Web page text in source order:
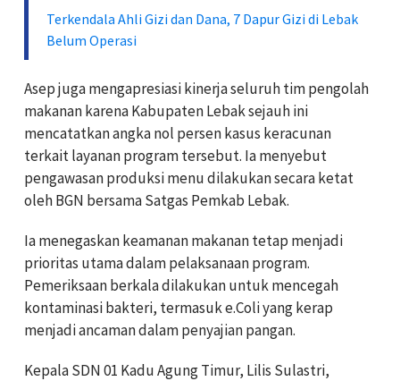
Terkendala Ahli Gizi dan Dana, 7 Dapur Gizi di Lebak
Belum Operasi
Asep juga mengapresiasi kinerja seluruh tim pengolah
makanan karena Kabupaten Lebak sejauh ini
mencatatkan angka nol persen kasus keracunan
terkait layanan program tersebut. Ia menyebut
pengawasan produksi menu dilakukan secara ketat
oleh BGN bersama Satgas Pemkab Lebak.
Ia menegaskan keamanan makanan tetap menjadi
prioritas utama dalam pelaksanaan program.
Pemeriksaan berkala dilakukan untuk mencegah
kontaminasi bakteri, termasuk e.Coli yang kerap
menjadi ancaman dalam penyajian pangan.
Kepala SDN 01 Kadu Agung Timur, Lilis Sulastri,